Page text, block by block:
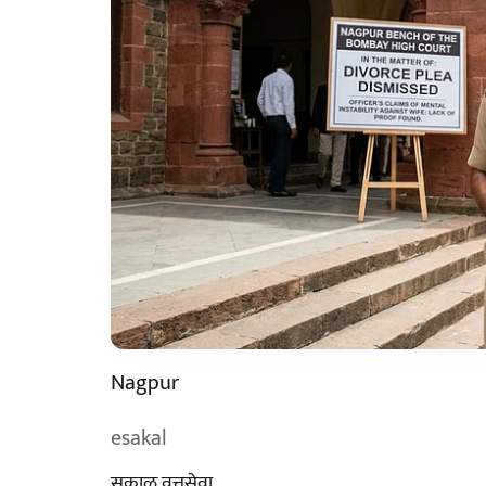
Nagpur
esakal